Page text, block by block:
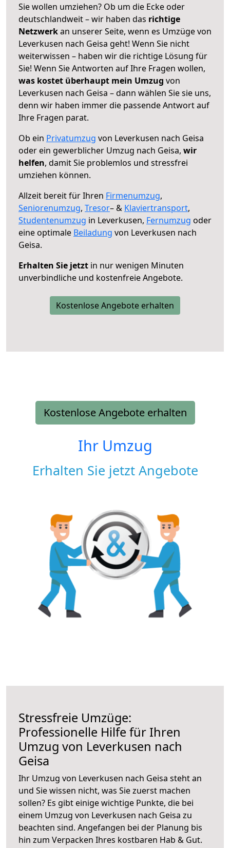
Sie wollen umziehen? Ob um die Ecke oder
deutschlandweit – wir haben das richtige
Netzwerkan unserer Seite, wenn es Umzüge von
Leverkusen nach Geisa geht! Wenn Sie nicht
weiterwissen – haben wir die richtige Lösung für
Sie! Wenn Sie Antworten auf Ihre Fragen wollen,
was kostet überhaupt mein Umzug von
Leverkusen nach Geisa – dann wählen Sie sie uns,
denn wir haben immer die passende Antwort auf
Ihre Fragen parat.
Ob ein Privatumzug von Leverkusen nach Geisa
oder ein gewerblicher Umzug nach Geisa, wir
helfen, damit Sie problemlos und stressfrei
umziehen können.
Allzeit bereit für Ihren Firmenumzug,
Seniorenumzug, Tresor– & Klaviertransport,
Studentenumzug in Leverkusen, Fernumzug oder
eine optimale Beiladung von Leverkusen nach
Geisa.
Erhalten Sie jetzt in nur wenigen Minuten
unverbindliche und kostenfreie Angebote.
Kostenlose Angebote erhalten
Kostenlose Angebote erhalten
Ihr Umzug
Erhalten Sie jetzt Angebote
Stressfreie Umzüge:
Professionelle Hilfe für Ihren
Umzug von Leverkusen nach
Geisa
Ihr Umzug von Leverkusen nach Geisa steht an
und Sie wissen nicht, was Sie zuerst machen
sollen? Es gibt einige wichtige Punkte, die bei
einem Umzug von Leverkusen nach Geisa zu
beachten sind. Angefangen bei der Planung bis
hin zum Verpacken Ihres kostbaren Hab & Gut.